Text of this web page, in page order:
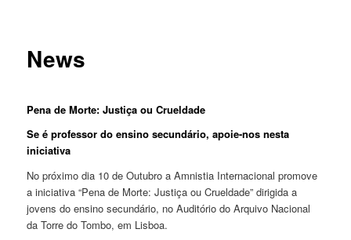
News
Pena de Morte: Justiça ou Crueldade
Se é professor do ensino secundário, apoie-nos nesta
iniciativa
No próximo dia 10 de Outubro a Amnistia Internacional promove
a iniciativa “Pena de Morte: Justiça ou Crueldade” dirigida a
jovens do ensino secundário, no Auditório do Arquivo Nacional
da Torre do Tombo, em Lisboa.